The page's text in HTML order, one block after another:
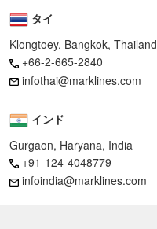
タイ
Klongtoey, Bangkok, Thailand
+66-2-665-2840
infothai@marklines.com
インド
Gurgaon, Haryana, India
+91-124-4048779
infoindia@marklines.com